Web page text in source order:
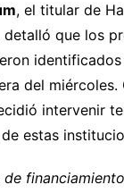
, el titular de
detalló que los
del miércoles.
intervenir
estas